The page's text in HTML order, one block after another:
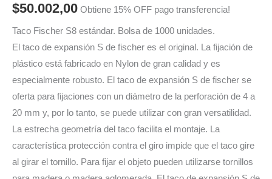
$50.002,00 Obtiene 15% OFF pago transferencia!
Taco Fischer S8 estándar. Bolsa de 1000 unidades.
El taco de expansión S de fischer es el original. La fijación de
plástico está fabricado en Nylon de gran calidad y es
especialmente robusto. El taco de expansión S de fischer se
oferta para fijaciones con un diámetro de la perforación de 4 a
20 mm y, por lo tanto, se puede utilizar con gran versatilidad.
La estrecha geometría del taco facilita el montaje. La
característica protección contra el giro impide que el taco gire
al girar el tornillo. Para fijar el objeto pueden utilizarse tornillos